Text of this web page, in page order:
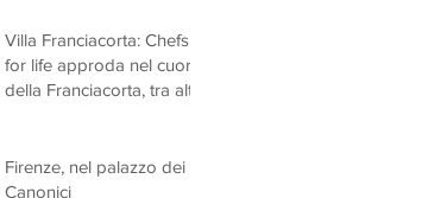
Villa Franciacorta: Chefs
for life approda nel cuore
della Franciacorta, tra alta
Firenze, nel palazzo dei
Canonici